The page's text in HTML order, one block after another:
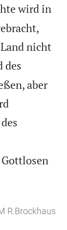
wird in
nicht
des
aber
R.Brockhaus